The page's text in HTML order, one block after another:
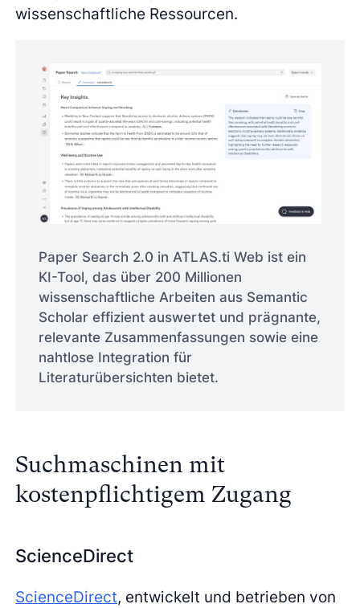
wissenschaftliche Ressourcen.
Paper Search 2.0 in ATLAS.ti Web ist ein
KI-Tool, das über 200 Millionen
wissenschaftliche Arbeiten aus Semantic
Scholar effizient auswertet und prägnante,
relevante Zusammenfassungen sowie eine
nahtlose Integration für
Literaturübersichten bietet.
Suchmaschinen mit
kostenpflichtigem Zugang
ScienceDirect
ScienceDirect, entwickelt und betrieben von